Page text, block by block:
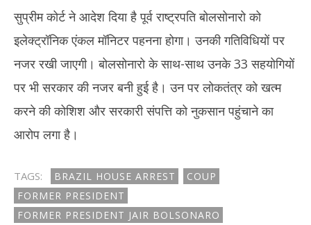
सुप्रीम कोर्ट ने आदेश दिया है पूर्व राष्ट्रपति बोलसोनारो को
इलेक्ट्रॉनिक एंकल मॉनिटर पहनना होगा। उनकी गतिविधियों पर
नजर रखी जाएगी। बोलसोनारो के साथ-साथ उनके 33 सहयोगियों
पर भी सरकार की नजर बनी हुई है। उन पर लोकतंत्र को खत्म
करने की कोशिश और सरकारी संपत्ति को नुकसान पहुंचाने का
आरोप लगा है।
TAGS: BRAZIL HOUSE ARREST
COUP
FORMER PRESIDENT
FORMER PRESIDENT JAIR BOLSONARO